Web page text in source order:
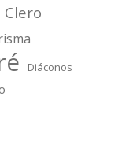
Clero
Diáconos